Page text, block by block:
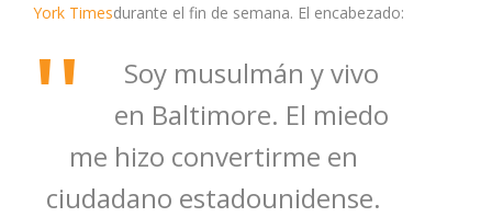
York Timesdurante el fin de semana. El encabezado:
Soy musulmán y vivo
en Baltimore. El miedo
me hizo convertirme en
ciudadano estadounidense.